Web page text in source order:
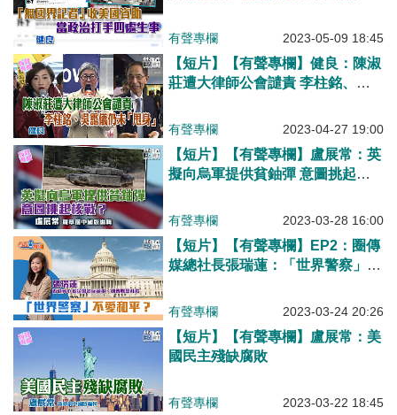
有聲專欄 2023-05-09 18:45
【短片】【有聲專欄】健良：陳淑
莊遭大律師公會譴責 李柱銘、吳
有聲專欄 2023-04-27 19:00
【短片】【有聲專欄】盧展常：英
擬向烏軍提供貧鈾彈 意圖挑起核
有聲專欄 2023-03-28 16:00
【短片】【有聲專欄】EP2：圈傳
媒總社長張瑞蓮：「世界警察」不
有聲專欄 2023-03-24 20:26
【短片】【有聲專欄】盧展常：美
國民主殘缺腐敗
有聲專欄 2023-03-22 18:45